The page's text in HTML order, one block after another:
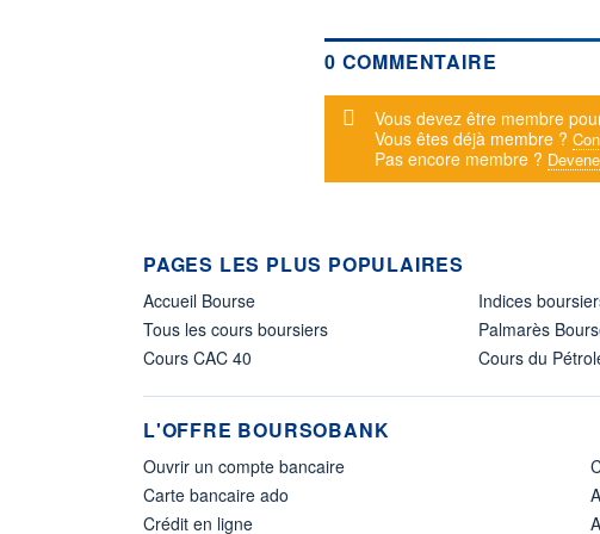
0 COMMENTAIRE
Message d'alerte
Vous devez être membre
Vous êtes déjà membre ?
Pas encore membre ?
PAGES LES PLUS POPULAIRES
Accueil Bourse
Tous les cours boursiers
Cours CAC 40
Indices
Palmarès
Cours du
L'OFFRE BOURSOBANK
Ouvrir un compte bancaire
Carte bancaire ado
Crédit en ligne